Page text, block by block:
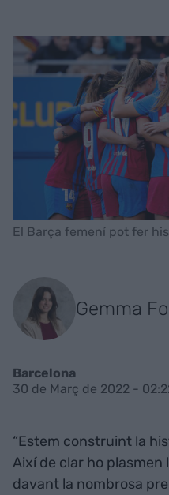
El Barça femení pot fer
Gemma
Barcelona
30 de Març de 2022 -
“Estem construint la
Així de clar ho
davant la nombrosa